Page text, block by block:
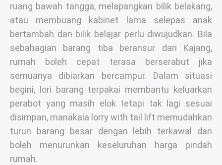
ruang bawah tangga, melapangkan bilik belakang,
atau membuang kabinet lama selepas anak
bertambah dan bilik belajar perlu diwujudkan. Bila
sebahagian barang tiba beransur dari Kajang,
rumah boleh cepat terasa berserabut jika
semuanya dibiarkan bercampur. Dalam situasi
begini, lori barang terpakai membantu keluarkan
perabot yang masih elok tetapi tak lagi sesuai
disimpan, manakala lorry with tail lift memudahkan
turun barang besar dengan lebih terkawal dan
boleh menurunkan keseluruhan harga pindah
rumah.